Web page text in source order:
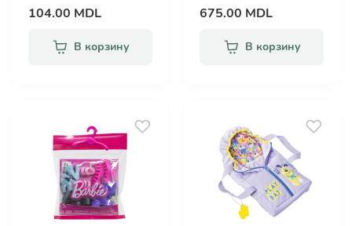
104.00 MDL
В корзину
675.00 MDL
В корзину